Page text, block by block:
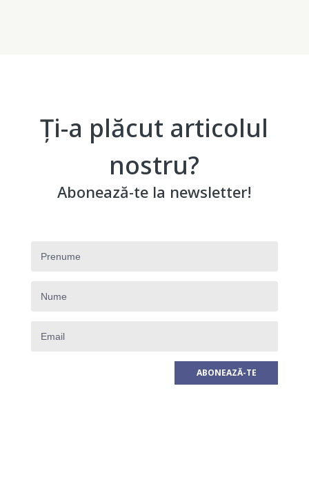
Ți-a plăcut articolul
nostru?
Abonează-te la newsletter!
ABONEAZĂ-TE